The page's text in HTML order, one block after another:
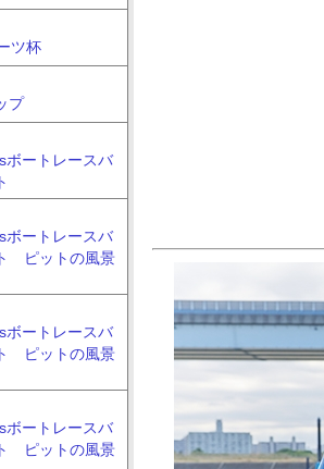
ツ杯
プ
ボートレースバ
ボートレースバ
ピットの風景
ボートレースバ
ピットの風景
ボートレースバ
ピットの風景